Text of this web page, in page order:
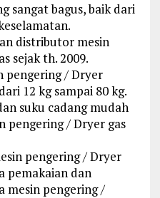
sangat bagus, baik dari
distributor mesin
sejak th. 2009.
pengering / Dryer
12 kg sampai 80 kg.
suku cadang mudah
pengering / Dryer gas
pengering / Dryer
pemakaian dan
mesin pengering /